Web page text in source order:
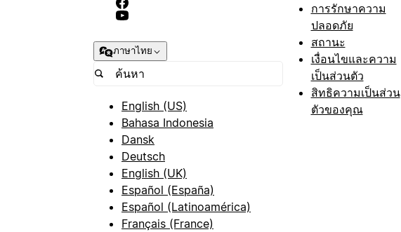
ภาษาไทย
English (US)
Bahasa Indonesia
Dansk
Deutsch
English (UK)
Español (España)
Español (Latinoamérica)
Français (France)
การรักษาความ
ปลอดภัย
สถานะ
เงื่อนไขและความ
เป็นส่วนตัว
สิทธิความเป็นส่วน
ตัวของคุณ